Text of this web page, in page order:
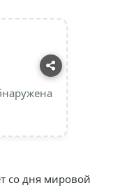
со дня мировой